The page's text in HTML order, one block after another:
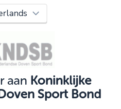
aan Koninklijke
Sport Bond
vanwege:
je invoer en probeer het
OK